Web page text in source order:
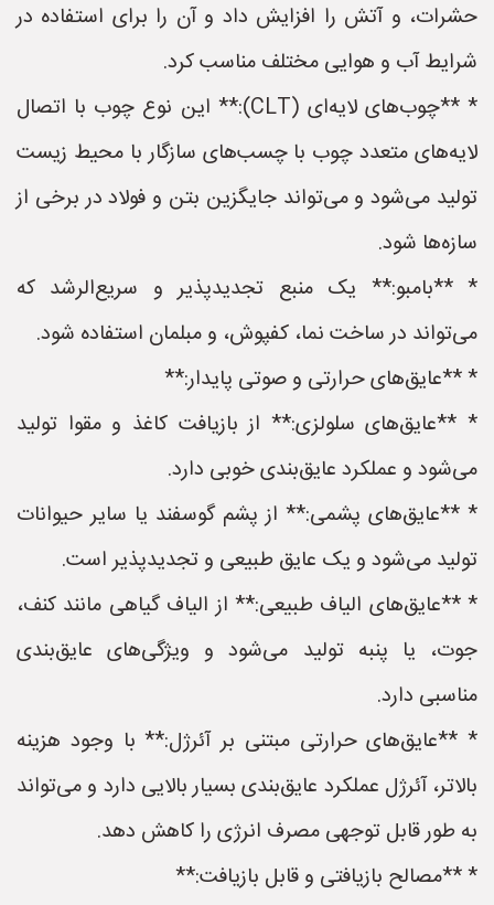
حشرات، و آتش را افزایش داد و آن را برای استفاده در
شرایط آب و هوایی مختلف مناسب کرد.
* **چوب‌های لایه‌ای (CLT):** این نوع چوب با اتصال
لایه‌های متعدد چوب با چسب‌های سازگار با محیط زیست
تولید می‌شود و می‌تواند جایگزین بتن و فولاد در برخی از
سازه‌ها شود.
* **بامبو:** یک منبع تجدیدپذیر و سریع‌الرشد که
می‌تواند در ساخت نما، کفپوش، و مبلمان استفاده شود.
* **عایق‌های حرارتی و صوتی پایدار:**
* **عایق‌های سلولزی:** از بازیافت کاغذ و مقوا تولید
می‌شود و عملکرد عایق‌بندی خوبی دارد.
* **عایق‌های پشمی:** از پشم گوسفند یا سایر حیوانات
تولید می‌شود و یک عایق طبیعی و تجدیدپذیر است.
* **عایق‌های الیاف طبیعی:** از الیاف گیاهی مانند کنف،
جوت، یا پنبه تولید می‌شود و ویژگی‌های عایق‌بندی
مناسبی دارد.
* **عایق‌های حرارتی مبتنی بر آئرژل:** با وجود هزینه
بالاتر، آئرژل عملکرد عایق‌بندی بسیار بالایی دارد و می‌تواند
به طور قابل توجهی مصرف انرژی را کاهش دهد.
* **مصالح بازیافتی و قابل بازیافت:**